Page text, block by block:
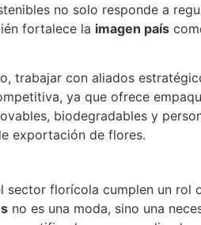
no solo responde a
fortalece la imagen país
trabajar con aliados
ya que ofrece
biodegradables y
exportación de flores.
sector florícola cumplen un
no es una moda, sino una